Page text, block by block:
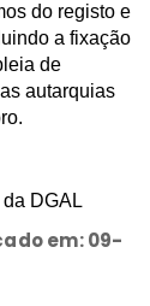
do registo e
a fixação
de
autarquias
DGAL
em: 09-